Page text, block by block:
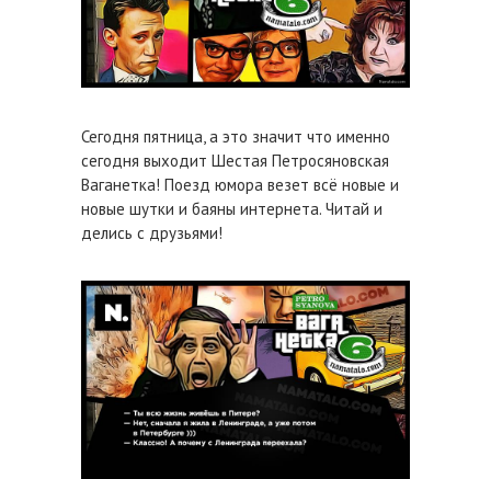
Сегодня пятница, а это значит что именно
сегодня выходит Шестая Петросяновская
Ваганетка! Поезд юмора везет всё новые и
новые шутки и баяны интернета. Читай и
делись с друзьями!